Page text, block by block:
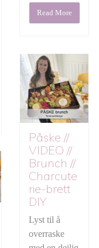
Read More
Påske //
VIDEO //
Brunch //
Charcute
rie-brett
DIY
Lyst til å
overraske